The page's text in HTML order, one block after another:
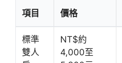
項目 價格
標準
雙人
NT$約
4,000至